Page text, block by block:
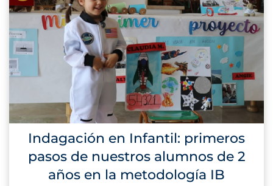
Indagación en Infantil: primeros
pasos de nuestros alumnos de 2
años en la metodología IB